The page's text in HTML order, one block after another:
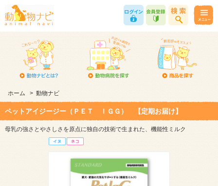
ホーム > 動物ナビ
ペットアイジージー（ＰＥＴ ＩＧＧ） 【定期お届け】
母乳の強さとやさしさを原点に独自の技術で生まれた、機能性ミルク